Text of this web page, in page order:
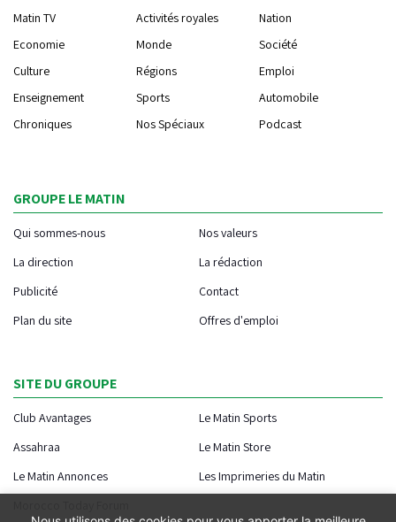
Matin TV Activités royales
Nation
Economie
Monde
Société
Culture
Régions
Emploi
Enseignement
Sports
Automobile
Chroniques
Nos Spéciaux Podcast
GROUPE LE MATIN
Qui sommes-nous
Nos valeurs
La direction
La rédaction
Publicité
Contact
Plan du site
Offres d'emploi
SITE DU GROUPE
Club Avantages
Le Matin Sports
Assahraa
Le Matin Store
Le Matin Annonces
Les Imprimeries du Matin